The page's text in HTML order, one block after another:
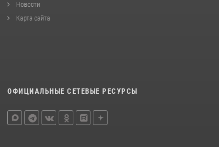
Новости
Карта сайта
ОФИЦИАЛЬНЫЕ СЕТЕВЫЕ РЕСУРСЫ